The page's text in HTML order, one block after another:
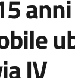
anni
IV